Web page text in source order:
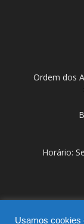
Ordem dos
Horário:
Usamos cookies